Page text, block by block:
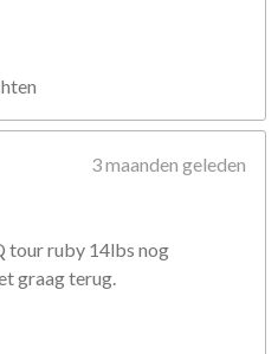
3 maanden geleden
tour ruby 14lbs nog
graag terug.